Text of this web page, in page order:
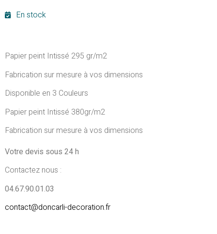
En stock
Papier peint Intissé 295 gr/m2
Fabrication sur mesure à vos dimensions
Disponible en 3 Couleurs
Papier peint Intissé 380gr/m2
Fabrication sur mesure à vos dimensions
Votre devis sous 24 h
Contactez nous :
04.67.90.01.03
contact@doncarli-decoration.fr